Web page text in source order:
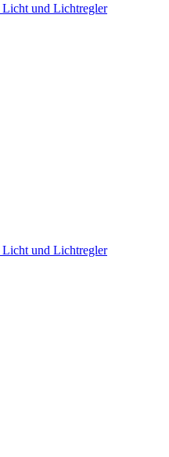
und Lichtregler
und Lichtregler